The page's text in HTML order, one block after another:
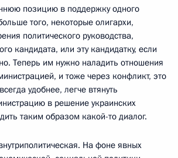
позицию в поддержку одного
того, некоторые олигархи,
политического руководства,
кандидата, или эту кандидатку, если
Теперь им нужно наладить отношения
и тоже через конфликт, это
удобнее, легче втянуть
в решение украинских
таким образом какой-то диалог.
На фоне явных